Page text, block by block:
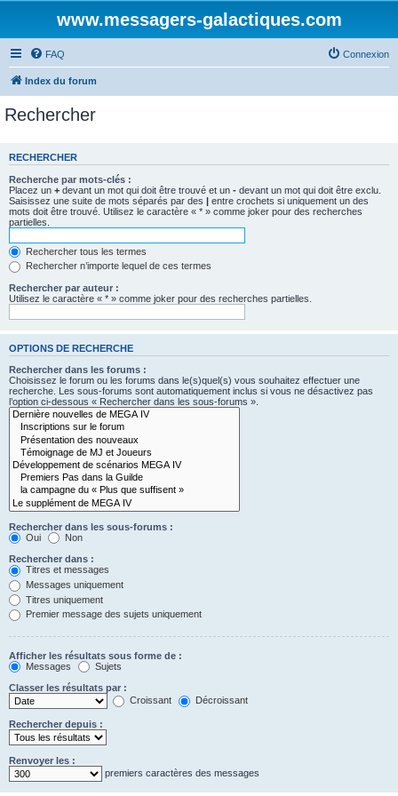
www.messagers-galactiques.com
FAQ Connexion
Index du forum
Rechercher
RECHERCHER
Recherche par mots-clés :
Placez un + devant un mot qui doit être trouvé et un - devant un mot qui doit être exclu.
Saisissez une suite de mots séparés par des | entre crochets si uniquement un des
mots doit être trouvé. Utilisez le caractère « * » comme joker pour des recherches
partielles.
Rechercher tous les termes
Rechercher n’importe lequel de ces termes
Rechercher par auteur :
Utilisez le caractère « * » comme joker pour des recherches partielles.
OPTIONS DE RECHERCHE
Rechercher dans les forums :
Choisissez le forum ou les forums dans le(s)quel(s) vous souhaitez effectuer une
recherche. Les sous-forums sont automatiquement inclus si vous ne désactivez pas
l’option ci-dessous « Rechercher dans les sous-forums ».
Rechercher dans les sous-forums :
Oui
Non
Rechercher dans :
Titres et messages
Messages uniquement
Titres uniquement
Premier message des sujets uniquement
Afficher les résultats sous forme de :
Messages
Sujets
Classer les résultats par :
Croissant
Décroissant
Rechercher depuis :
Renvoyer les :
premiers caractères des messages